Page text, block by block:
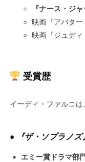
『ナース・ジャ
映画『アバター
映画『ジュデ
受賞歴
イーディ・ファルコは
● 『ザ・ソプラノ
エミー賞ドラマ部